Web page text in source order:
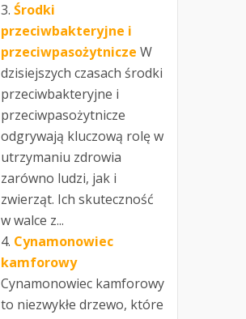
Środki
przeciwbakteryjne i
przeciwpasożytnicze W
dzisiejszych czasach środki
przeciwbakteryjne i
przeciwpasożytnicze
odgrywają kluczową rolę w
utrzymaniu zdrowia
zarówno ludzi, jak i
zwierząt. Ich skuteczność
w walce z...
Cynamonowiec
kamforowy
Cynamonowiec kamforowy
to niezwykłe drzewo, które